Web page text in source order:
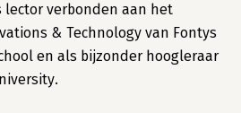
lector verbonden aan het
& Technology van Fontys
en als bijzonder hoogleraar